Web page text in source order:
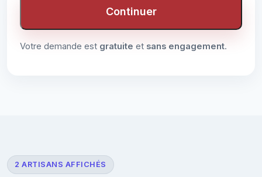
Continuer
Votre demande est gratuite et sans engagement.
2 ARTISANS AFFICHÉS